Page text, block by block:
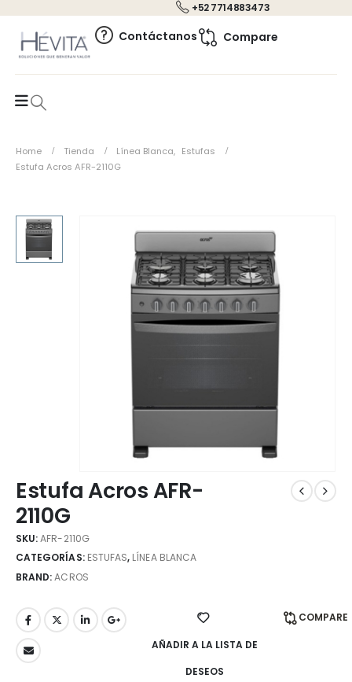
+52 7714883473
Contáctanos Compare
Home Tienda Línea Blanca, Estufas
Estufa Acros AFR-2110G
Estufa Acros AFR-
2110G
SKU:AFR-2110G
CATEGORÍAS: ESTUFAS, LÍNEA BLANCA
BRAND:ACROS
AÑADIR A LA LISTA DE
DESEOS
COMPARE